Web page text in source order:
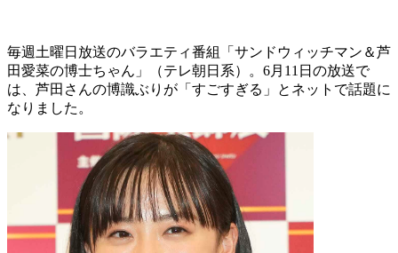
毎週土曜日放送のバラエティ番組「サンドウィッチマン＆芦
田愛菜の博士ちゃん」（テレ朝日系）。6月11日の放送で
は、芦田さんの博識ぶりが「すごすぎる」とネットで話題に
なりました。